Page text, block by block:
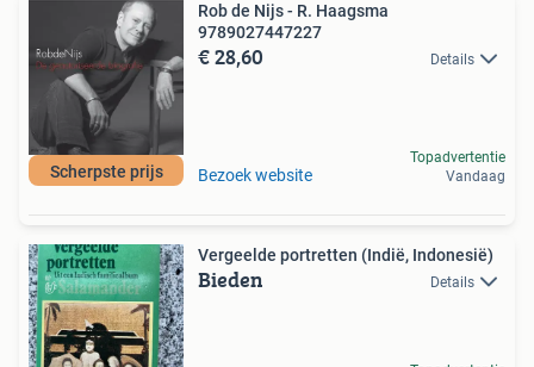
Scherpste prijs
Rob de Nijs - R. Haagsma
9789027447227
€ 28,60 Details
Bezoek website
Topadvertentie
Vandaag
Vergeelde portretten (Indië, Indonesië)
Bieden Details